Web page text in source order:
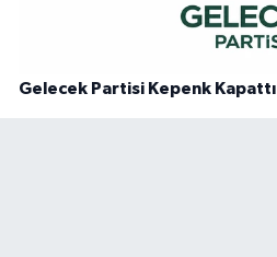
Gelecek Partisi Kepenk Kapattı